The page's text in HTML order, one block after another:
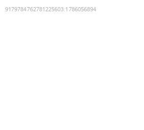
9179784762781225603:1786056894